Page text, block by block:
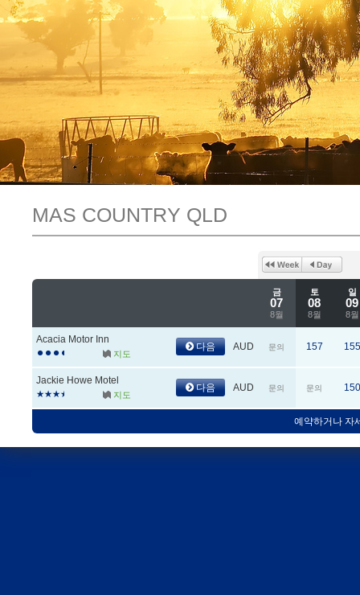
MAS COUNTRY QLD
금
07
8월
토
08
8월
일
09
8월
Acacia Motor Inn
지도
다음 AUD 문의 157 155
Jackie Howe Motel
지도
다음 AUD 문의 문의 150
예약하거나 자